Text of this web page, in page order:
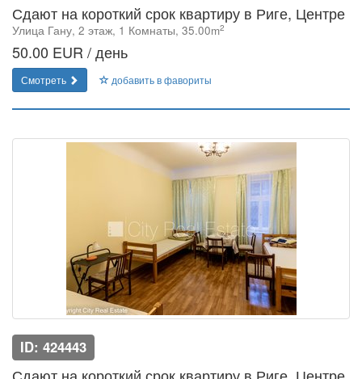
Сдают на короткий срок квартиру в Риге, Центре
Улица Гану, 2 этаж, 1 Комнаты, 35.00m2
50.00 EUR / день
Смотреть добавить в фавориты
ID: 424443